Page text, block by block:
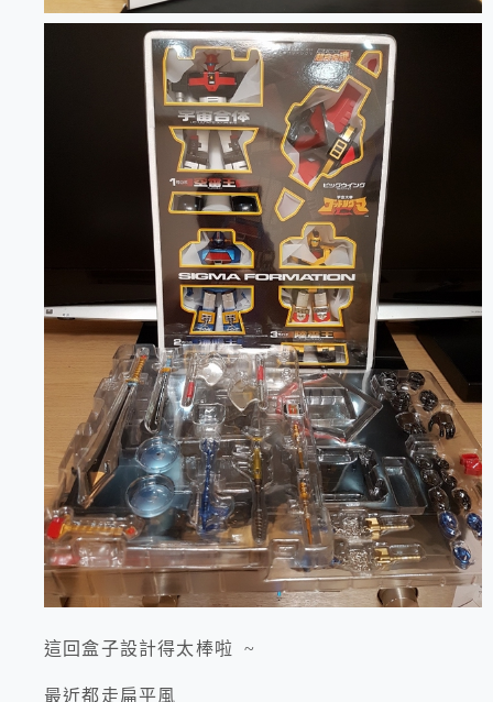
這回盒子設計得太棒啦 ~
最近都走扁平風